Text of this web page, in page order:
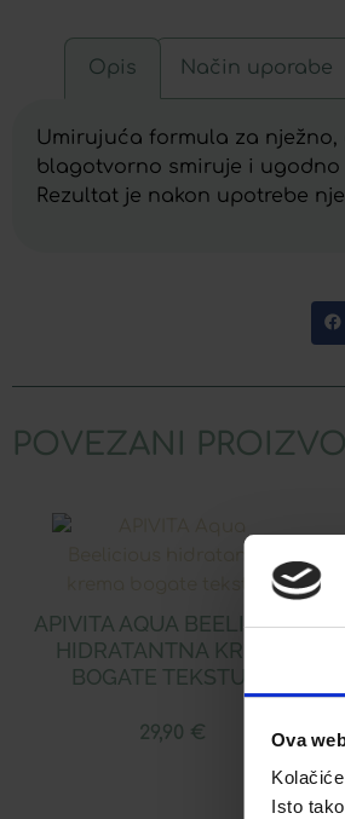
Ova
Isto
Opis Način uporabe
Umirujuća formula za
blagotvorno smiruje i ugodno
Rezultat je nakon upotrebe
POVEZANI
APIVITA AQUA BEELICIOUS
HIDRATANTNA KREMA
BOGATE TEKSTURE
29,90 €